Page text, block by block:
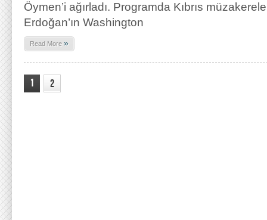
Öymen’i ağırladı. Programda Kıbrıs
Erdoğan’ın Washington
Read More »
1 2